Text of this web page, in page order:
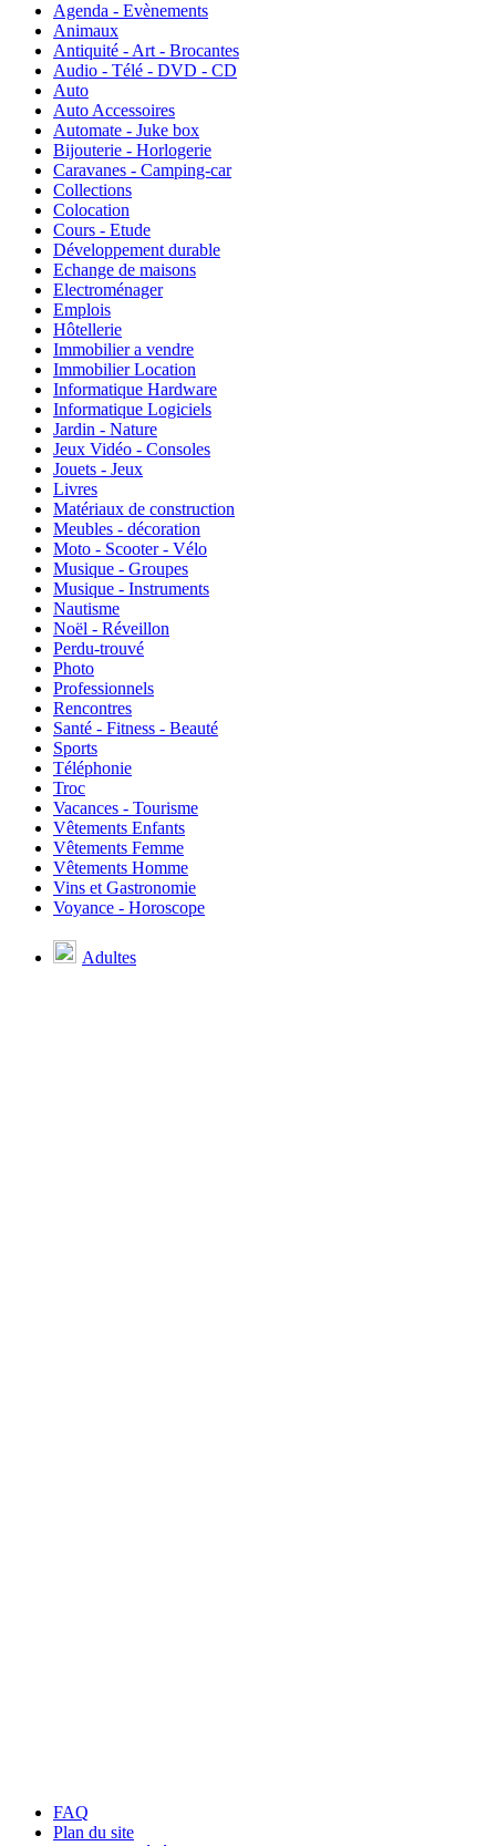
Agenda - Evènements
Animaux
Antiquité - Art - Brocantes
Audio - Télé - DVD - CD
Auto
Auto Accessoires
Automate - Juke box
Bijouterie - Horlogerie
Caravanes - Camping-car
Collections
Colocation
Cours - Etude
Développement durable
Echange de maisons
Electroménager
Emplois
Hôtellerie
Immobilier a vendre
Immobilier Location
Informatique Hardware
Informatique Logiciels
Jardin - Nature
Jeux Vidéo - Consoles
Jouets - Jeux
Livres
Matériaux de construction
Meubles - décoration
Moto - Scooter - Vélo
Musique - Groupes
Musique - Instruments
Nautisme
Noël - Réveillon
Perdu-trouvé
Photo
Professionnels
Rencontres
Santé - Fitness - Beauté
Sports
Téléphonie
Troc
Vacances - Tourisme
Vêtements Enfants
Vêtements Femme
Vêtements Homme
Vins et Gastronomie
Voyance - Horoscope
Adultes
FAQ
Plan du site